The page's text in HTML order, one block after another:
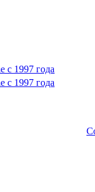
с 1997 года
с 1997 года